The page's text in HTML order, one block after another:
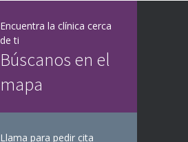
Encuentra la clínica cerca
de ti
Búscanos en el
mapa
Llama para pedir cita